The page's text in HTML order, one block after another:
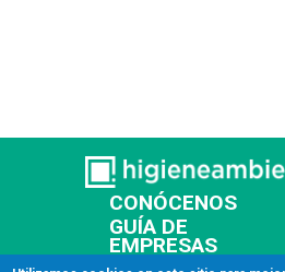
CONÓCENOS
GUÍA DE
EMPRESAS